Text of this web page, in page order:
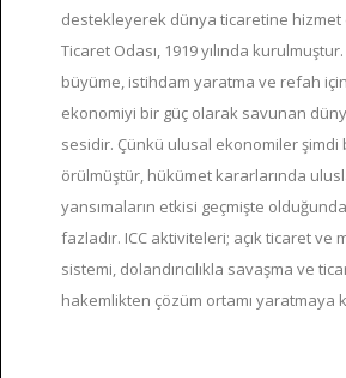
destekleyerek dünya ticaretine hizmet
Ticaret Odası, 1919 yılında
büyüme, istihdam yaratma ve refah
ekonomiyi bir güç olarak savunan
sesidir. Çünkü ulusal ekonomiler şimdi
örülmüştür, hükümet kararlarında
yansımaların etkisi geçmişte
fazladır. ICC aktiviteleri; açık ticaret ve
sistemi, dolandırıcılıkla savaşma ve
hakemlikten çözüm ortamı yaratmaya